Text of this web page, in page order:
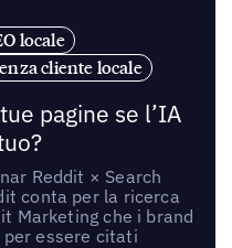
locale
cliente locale
pagine se l’IA
Reddit × Search
conta per la ricerca
Marketing che i brand
essere citati